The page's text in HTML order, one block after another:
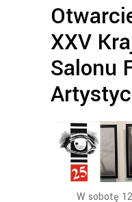
XXV
Salonu
W sobotę